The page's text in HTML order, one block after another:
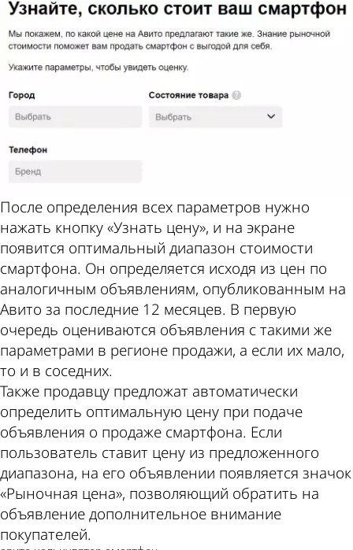
После определения всех параметров нужно
нажать кнопку «Узнать цену», и на экране
появится оптимальный диапазон стоимости
смартфона. Он определяется исходя из цен по
аналогичным объявлениям, опубликованным на
Авито за последние 12 месяцев. В первую
очередь оцениваются объявления с такими же
параметрами в регионе продажи, а если их мало,
то и в соседних.
Также продавцу предложат автоматически
определить оптимальную цену при подаче
объявления о продаже смартфона. Если
пользователь ставит цену из предложенного
диапазона, на его объявлении появляется значок
«Рыночная цена», позволяющий обратить на
объявление дополнительное внимание
покупателей.